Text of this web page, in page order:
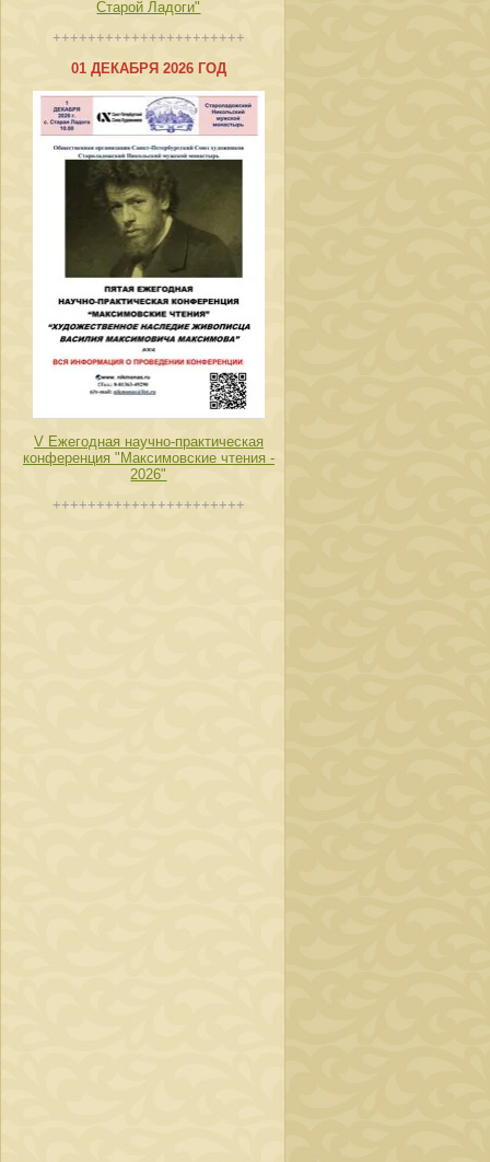
Старой Ладоги"
++++++++++++++++++++++
01 ДЕКАБРЯ 2026 ГОД
V Ежегодная научно-практическая
конференция "Максимовские чтения -
2026"
++++++++++++++++++++++